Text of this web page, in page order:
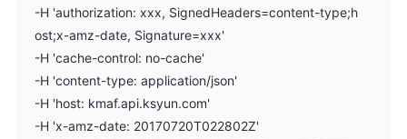
-H 'authorization: xxx, SignedHeaders=content-type;h
ost;x-amz-date, Signature=xxx'
-H 'cache-control: no-cache'
-H 'content-type: application/json'
-H 'host: kmaf.api.ksyun.com'
-H 'x-amz-date: 20170720T022802Z'